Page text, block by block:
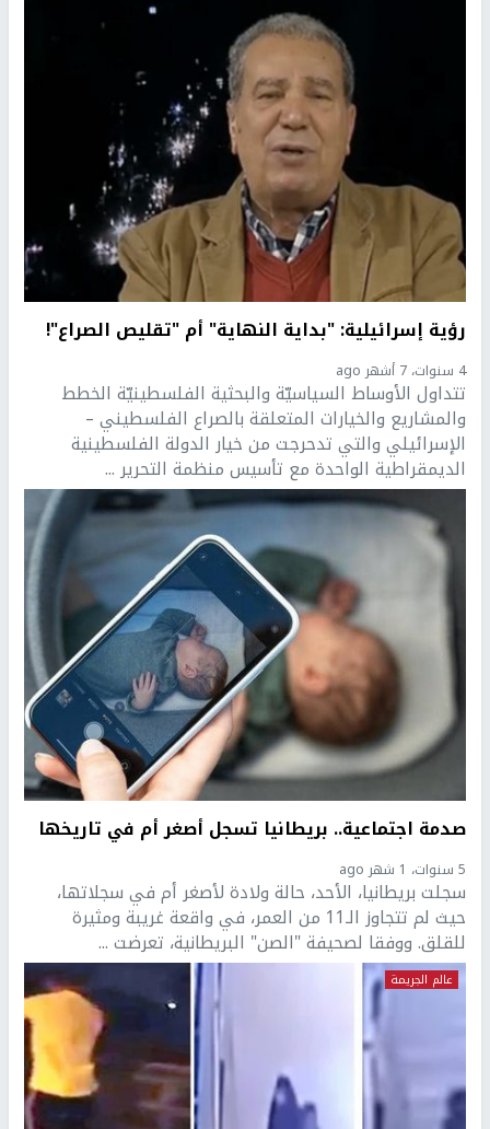
رؤية إسرائيلية: "بداية النهاية" أم "تقليص الصراع"!
4 سنوات، 7 أشهر ago
تتداول الأوساط السياسيّة والبحثية الفلسطينيّة الخطط
والمشاريع والخيارات المتعلقة بالصراع الفلسطيني –
الإسرائيلي والتي تدحرجت من خيار الدولة الفلسطينية
الديمقراطية الواحدة مع تأسيس منظمة التحرير ...
صدمة اجتماعية.. بريطانيا تسجل أصغر أم في تاريخها
5 سنوات، 1 شهر ago
سجلت بريطانيا، الأحد، حالة ولادة لأصغر أم في سجلاتها،
حيث لم تتجاوز الـ11 من العمر، في واقعة غريبة ومثيرة
للقلق. ووفقا لصحيفة "الصن" البريطانية، تعرضت ...
عالم الجريمة